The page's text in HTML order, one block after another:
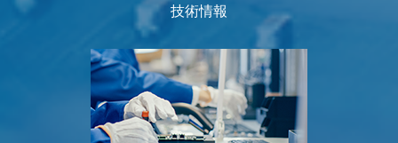
技術情報